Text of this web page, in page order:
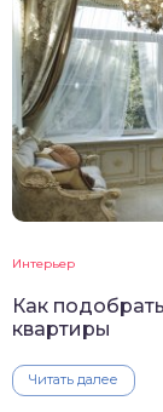
Интерьер
Как
квартиры
Читать далее